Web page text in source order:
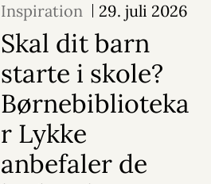
Inspiration 29. juli 2026
Skal dit barn
starte i skole?
Børnebiblioteka
r Lykke
anbefaler de